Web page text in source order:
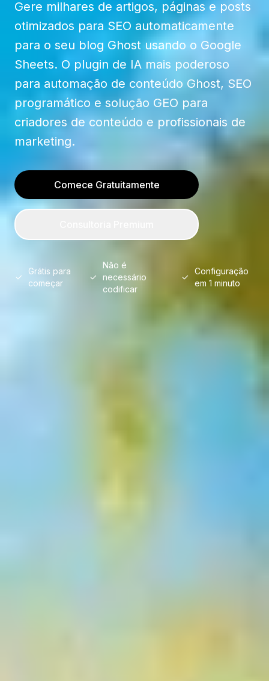
Gere milhares de artigos, páginas e posts
otimizados para SEO automaticamente
para o seu blog Ghost usando o Google
Sheets. O plugin de IA mais poderoso
para automação de conteúdo Ghost, SEO
programático e solução GEO para
criadores de conteúdo e profissionais de
marketing.
Comece Gratuitamente
Grátis para
começar
Não é
necessário
codificar
Configuração
em 1 minuto